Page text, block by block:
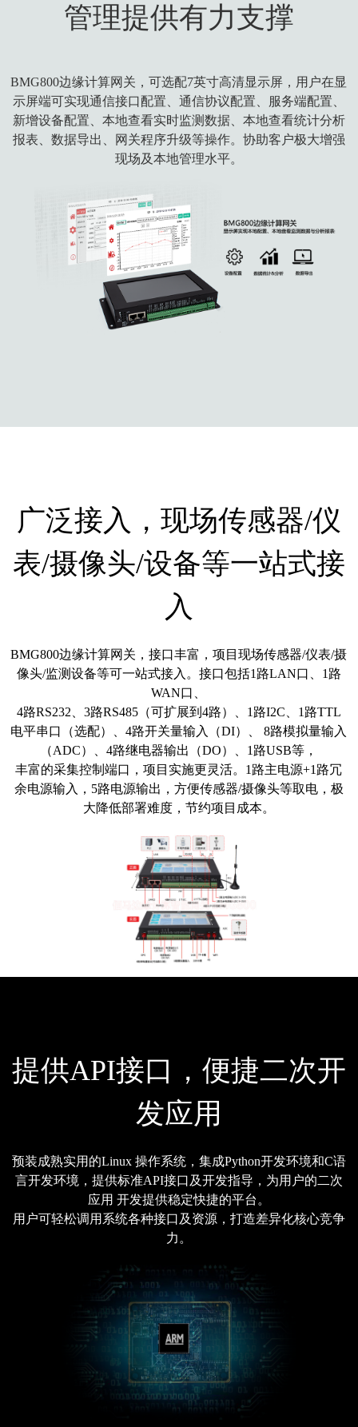
管理提供有力支撑
BMG800边缘计算网关，可选配7英寸高清显示屏，用户在显
示屏端可实现通信接口配置、通信协议配置、服务端配置、
新增设备配置、本地查看实时监测数据、本地查看统计分析
报表、数据导出、网关程序升级等操作。协助客户极大增强
现场及本地管理水平。
广泛接入，现场传感器/仪
表/摄像头/设备等一站式接
入
BMG800边缘计算网关，接口丰富，项目现场传感器/仪表/摄
像头/监测设备等可一站式接入。接口包括1路LAN口、1路
WAN口、
4路RS232、3路RS485（可扩展到4路）
、1路I2C、1路TTL
电平串口（选配）、4路开关量输入（DI）、 8路模拟量输入
（ADC）、4路继电器输出（DO）、1路USB等，
丰富的采集控制端口，项目实施更灵活。1路主电源+1路冗
余电源输入，5路电源输出，方便传感器/摄像头等取电，极
大降低部署难度，节约项目成本。
提供API接口，便捷二次开
发应用
预装成熟实用的Linux 操作系统，集成Python开发环境和C语
言开发环境，提供标准API接口及开发指导，为用户的二次
应用 开发提供稳定快捷的平台。
用户可轻松调用系统各种接口及资源，打造差异化核心竞争
力。